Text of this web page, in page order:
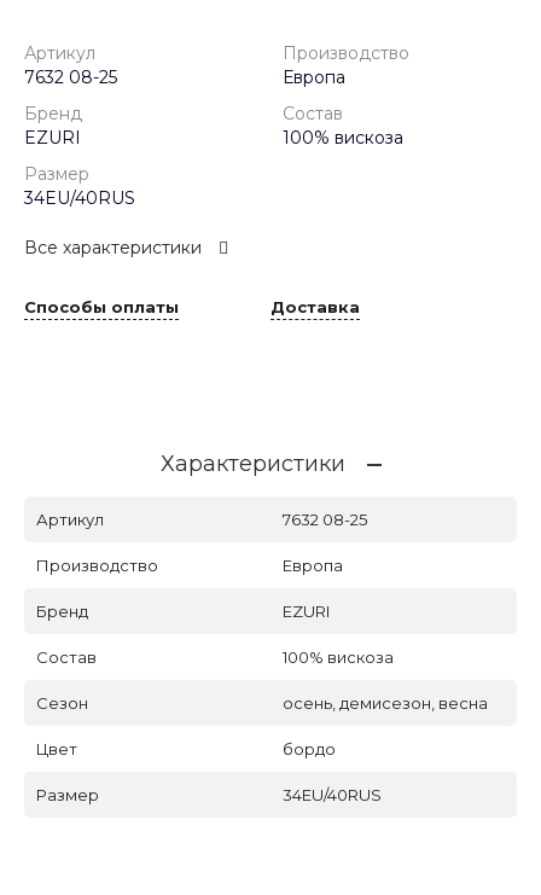
Артикул
7632 08-25
Производство
Европа
Бренд
EZURI
Состав
100% вискоза
Размер
34EU/40RUS
Все характеристики
Способы оплаты Доставка
Характеристики
Артикул 7632 08-25
Производство Европа
Бренд EZURI
Состав 100% вискоза
Сезон осень, демисезон, весна
Цвет бордо
Размер 34EU/40RUS